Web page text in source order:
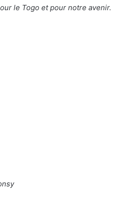
le Togo et pour notre avenir.